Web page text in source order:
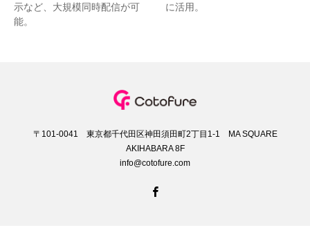
示など、大規模同時配信が可
能。
に活用。
〒101-0041 東京都千代田区神田須田町2丁目1-1 MA SQUARE
AKIHABARA 8F
info@cotofure.com